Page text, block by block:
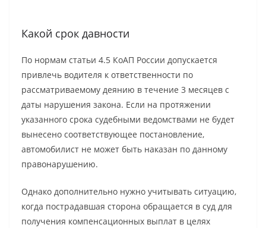
Какой срок давности
По нормам статьи 4.5 КоАП России допускается
привлечь водителя к ответственности по
рассматриваемому деянию в течение 3 месяцев с
даты нарушения закона. Если на протяжении
указанного срока судебными ведомствами не будет
вынесено соответствующее постановление,
автомобилист не может быть наказан по данному
правонарушению.
Однако дополнительно нужно учитывать ситуацию,
когда пострадавшая сторона обращается в суд для
получения компенсационных выплат в целях